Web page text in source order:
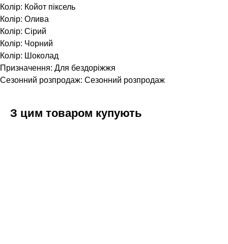
Колір: Койот піксель
Колір: Олива
Колір: Сірий
Колір: Чорний
Колір: Шоколад
Призначення: Для бездоріжжя
Сезонний розпродаж: Сезонний розпродаж
З цим товаром купують